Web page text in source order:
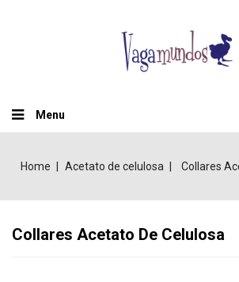
Menu
Home Acetato de celulosa Collares
Collares Acetato De Celulosa